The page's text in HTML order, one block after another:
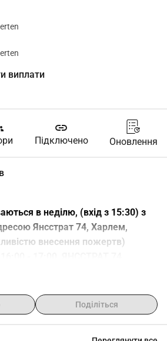
виплати
link
Підключено Оновлення
в неділю, (вхід з 15:30) з
Янсстрат 74, Харлем,
внесення пожертв)
квартет Quarter to Jazz
джазовий програм, що включає
Поділіться